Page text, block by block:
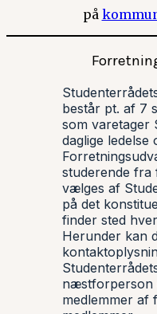
på
består pt. af 7
som varetager
daglige ledelse
studerende fra
vælges af
på det
finder sted
Herunder kan
næstforperson
medlemmer af